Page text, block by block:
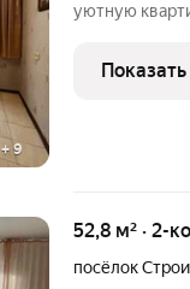
+ 9
уютную
сантехника в
доступности
52,8 м² · 2-
посёлок